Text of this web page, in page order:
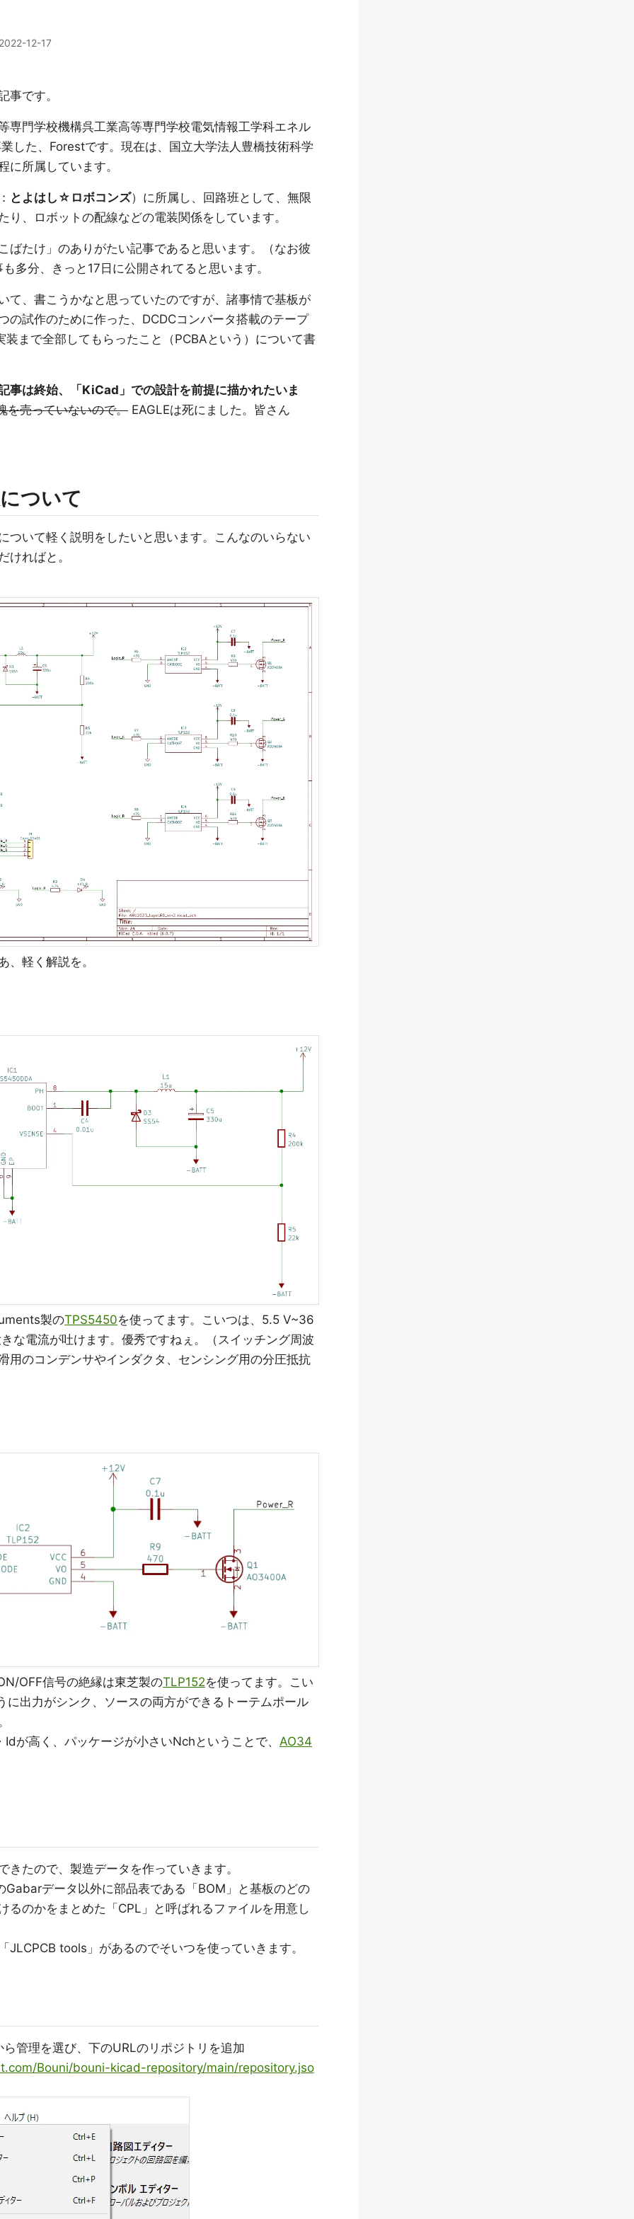
12-17
事です。
専門学校機構呉工業高等専門学校電気情報工学科エネル
した、Forestです。現在は、国立大学法人豊橋技術科学
に所属しています。
とよはし☆ロボコンズ）に所属し、回路班として、無限
り、ロボットの配線などの電装関係をしています。
ばたけ」のありがたい記事であると思います。（なお彼
多分、きっと17日に公開されてると思います。
て、書こうかなと思っていたのですが、諸事情で基板が
の試作のために作った、DCDCコンバータ搭載のテープ
まで全部してもらったこと（PCBAという）について書
事は終始、「KiCad」での設計を前提に描かれたいま
を売っていないので。 EAGLEは死にました。皆さん
ついて
ついて軽く説明をしたいと思います。こんなのいらない
ければと。
、軽く解説を。
製のTPS5450を使ってます。こいつは、5.5 V~36
な電流が吐けます。優秀ですねぇ。（スイッチング周波
用のコンデンサやインダクタ、センシング用の分圧抵抗
OFF信号の絶縁は東芝製のTLP152を使ってます。こい
に出力がシンク、ソースの両方ができるトーテムポール
が高く、パッケージが小さいNchということで、 AO34
たので、製造データを作っていきます。
Gabarデータ以外に部品表である「BOM」と基板のどの
るのかをまとめた「CPL」と呼ばれるファイルを用意し
JLCPCB tools」があるのでそいつを使っていきます。
管理を選び、下のURLのリポジトリを追加
Bouni/bouni-kicad-repository/main/repository.jso